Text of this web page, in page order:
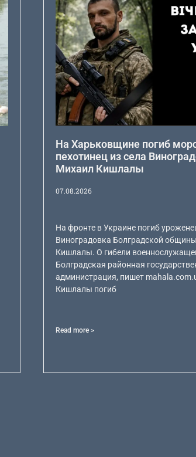
На Харьковщине погиб
пехотинец из села
Михаил Кишлалы
07.08.2026
На фронте в Украине погиб
Виноградовка Болградской
Кишлалы. О гибели
Болградская районная
администрация, пишет
Кишлалы погиб
Read more >